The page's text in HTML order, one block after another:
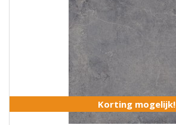
Korting mogelijk!